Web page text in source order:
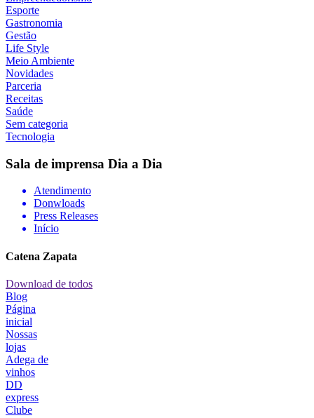
Esporte
Gastronomia
Gestão
Life Style
Meio Ambiente
Novidades
Parceria
Receitas
Saúde
Sem categoria
Tecnologia
Sala de imprensa Dia a Dia
Atendimento
Donwloads
Press Releases
Início
Catena Zapata
Download de todos
Blog
Página
inicial
Nossas
lojas
Adega de
vinhos
DD
express
Clube